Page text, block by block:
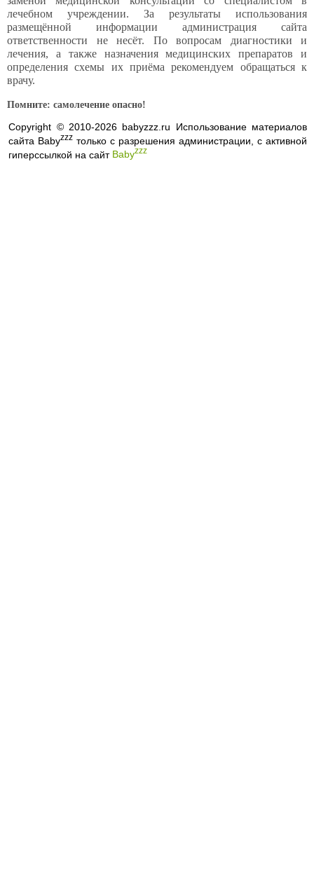
лечебном учреждении. За результаты использования
размещённой информации администрация сайта
ответственности не несёт. По вопросам диагностики и
лечения, а также назначения медицинских препаратов и
определения схемы их приёма рекомендуем обращаться к
врачу.
Помните: самолечение опасно!
Copyright © 2010-2026 babyzzz.ru Использование материалов
сайта Babyzzz только с разрешения администрации, с активной
гиперссылкой на сайт Babyzzz